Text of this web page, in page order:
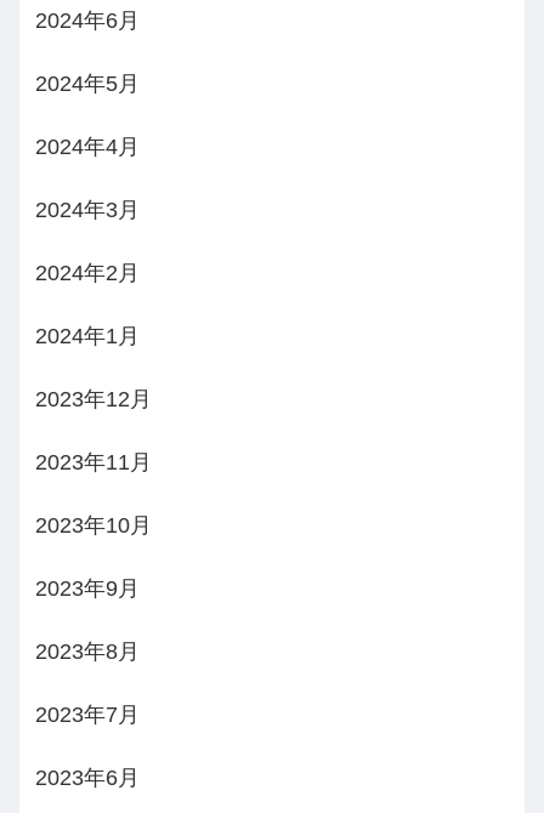
2024年6月
2024年5月
2024年4月
2024年3月
2024年2月
2024年1月
2023年12月
2023年11月
2023年10月
2023年9月
2023年8月
2023年7月
2023年6月